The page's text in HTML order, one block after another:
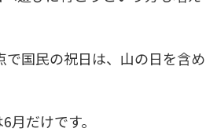
で国民の祝日は、山の日を含め
月だけです。